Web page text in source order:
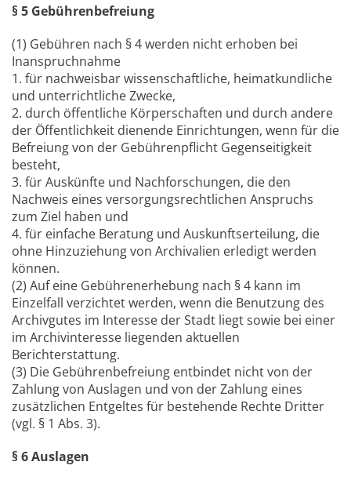
§ 5 Gebührenbefreiung
(1) Gebühren nach § 4 werden nicht erhoben bei
Inanspruchnahme
1. für nachweisbar wissenschaftliche, heimatkundliche
und unterrichtliche Zwecke,
2. durch öffentliche Körperschaften und durch andere
der Öffentlichkeit dienende Einrichtungen, wenn für die
Befreiung von der Gebührenpflicht Gegenseitigkeit
besteht,
3. für Auskünfte und Nachforschungen, die den
Nachweis eines versorgungsrechtlichen Anspruchs
zum Ziel haben und
4. für einfache Beratung und Auskunftserteilung, die
ohne Hinzuziehung von Archivalien erledigt werden
können.
(2) Auf eine Gebührenerhebung nach § 4 kann im
Einzelfall verzichtet werden, wenn die Benutzung des
Archivgutes im Interesse der Stadt liegt sowie bei einer
im Archivinteresse liegenden aktuellen
Berichterstattung.
(3) Die Gebührenbefreiung entbindet nicht von der
Zahlung von Auslagen und von der Zahlung eines
zusätzlichen Entgeltes für bestehende Rechte Dritter
(vgl. § 1 Abs. 3).
§ 6 Auslagen